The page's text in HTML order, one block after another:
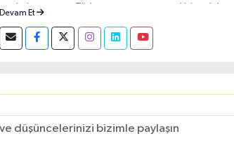
markalaşması ve Türk spor ortamına yeni bir soluk
Devam Et